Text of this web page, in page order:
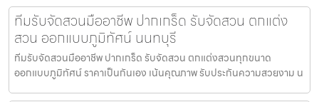
ทีมรับจัดสวนมืออาชีพ ปากเกร็ด รับจัดสวน ตกแต่ง
สวน ออกแบบภูมิทัศน์ นนทบุรี
ทีมรับจัดสวนมืออาชีพ ปากเกร็ด รับจัดสวน ตกแต่งสวนทุกขนาด
ออกแบบภูมิทัศน์ ราคาเป็นกันเอง เน้นคุณภาพ รับประกันความสวยงาม น